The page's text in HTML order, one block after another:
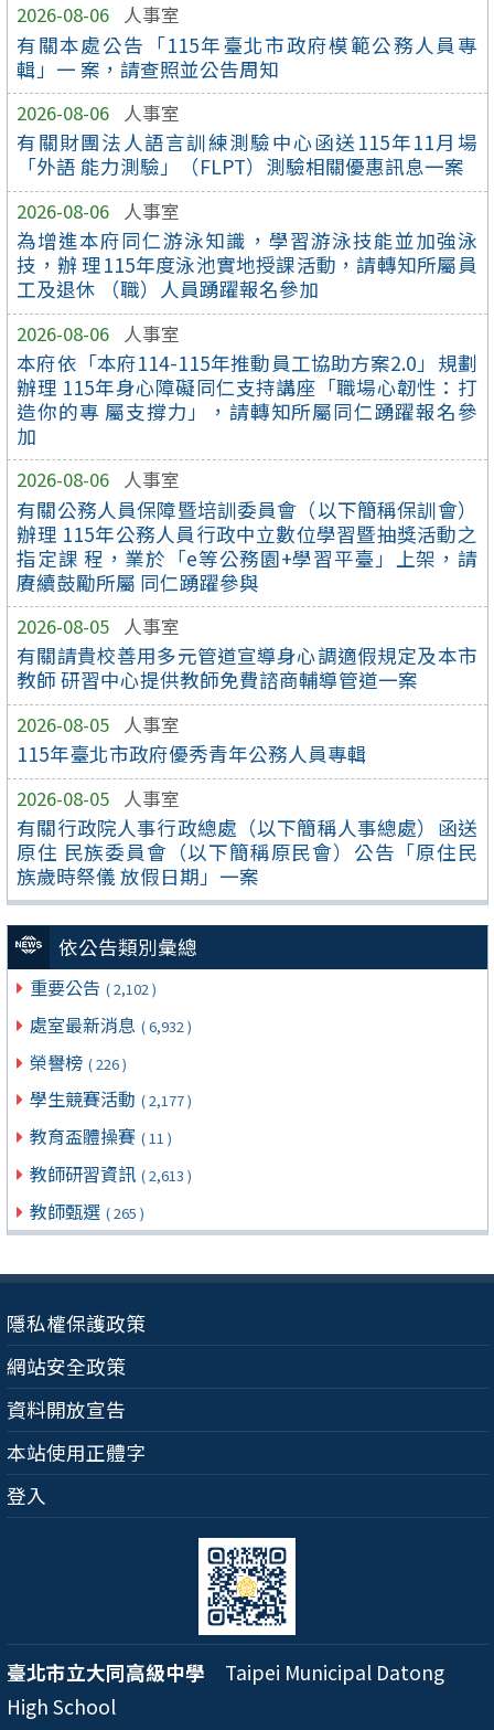
2026-08-06 人事室
有關本處公告「115年臺北市政府模範公務人員專
輯」一 案，請查照並公告周知
2026-08-06 人事室
有關財團法人語言訓練測驗中心函送115年11月場
「外語 能力測驗」（FLPT）測驗相關優惠訊息一案
2026-08-06 人事室
為增進本府同仁游泳知識，學習游泳技能並加強泳
技，辦 理115年度泳池實地授課活動，請轉知所屬員
工及退休 （職）人員踴躍報名參加
2026-08-06 人事室
本府依「本府114-115年推動員工協助方案2.0」規劃
辦理 115年身心障礙同仁支持講座「職場心韌性：打
造你的專 屬支撐力」，請轉知所屬同仁踴躍報名參
加
2026-08-06 人事室
有關公務人員保障暨培訓委員會（以下簡稱保訓會）
辦理 115年公務人員行政中立數位學習暨抽獎活動之
指定課 程，業於「e等公務園+學習平臺」上架，請
賡續鼓勵所屬 同仁踴躍參與
2026-08-05 人事室
有關請貴校善用多元管道宣導身心調適假規定及本市
教師 研習中心提供教師免費諮商輔導管道一案
2026-08-05 人事室
115年臺北市政府優秀青年公務人員專輯
2026-08-05 人事室
有關行政院人事行政總處（以下簡稱人事總處）函送
原住 民族委員會（以下簡稱原民會）公告「原住民
族歲時祭儀 放假日期」一案
依公告類別彙總
重要公告 ( 2,102 )
處室最新消息 ( 6,932 )
榮譽榜 ( 226 )
學生競賽活動 ( 2,177 )
教育盃體操賽 ( 11 )
教師研習資訊 ( 2,613 )
教師甄選 ( 265 )
隱私權保護政策
網站安全政策
資料開放宣告
本站使用正體字
登入
臺北市立大同高級中學 Taipei Municipal Datong
High School